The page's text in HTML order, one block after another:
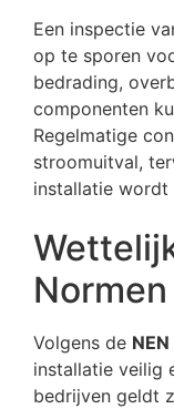
Een inspectie
op te sporen
bedrading,
componenten
Regelmatige
stroomuitval,
installatie wordt
Normen
Volgens de
installatie veilig
bedrijven geldt